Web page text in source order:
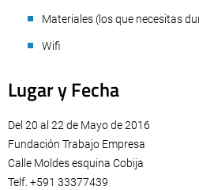
Materiales (los que necesitas
Wifi
Lugar y Fecha
Del 20 al 22 de Mayo de 2016
Fundación Trabajo Empresa
Calle Moldes esquina Cobija
Telf. +591 33377439